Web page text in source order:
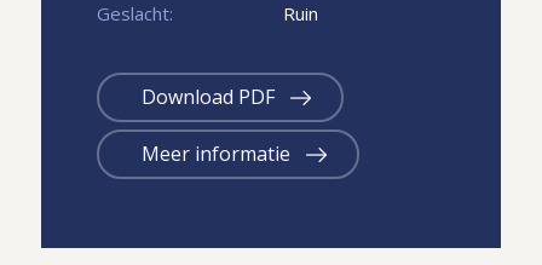
Geslacht:
Ruin
Download PDF
Meer informatie